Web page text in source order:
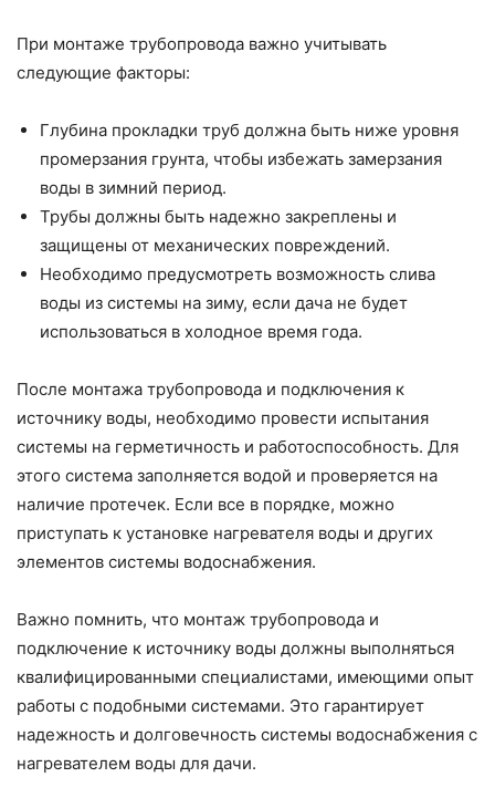
При монтаже трубопровода важно учитывать
следующие факторы:
Глубина прокладки труб должна быть ниже уровня
промерзания грунта, чтобы избежать замерзания
воды в зимний период.
Трубы должны быть надежно закреплены и
защищены от механических повреждений.
Необходимо предусмотреть возможность слива
воды из системы на зиму, если дача не будет
использоваться в холодное время года.
После монтажа трубопровода и подключения к
источнику воды, необходимо провести испытания
системы на герметичность и работоспособность. Для
этого система заполняется водой и проверяется на
наличие протечек. Если все в порядке, можно
приступать к установке нагревателя воды и других
элементов системы водоснабжения.
Важно помнить, что монтаж трубопровода и
подключение к источнику воды должны выполняться
квалифицированными специалистами, имеющими опыт
работы с подобными системами. Это гарантирует
надежность и долговечность системы водоснабжения с
нагревателем воды для дачи.